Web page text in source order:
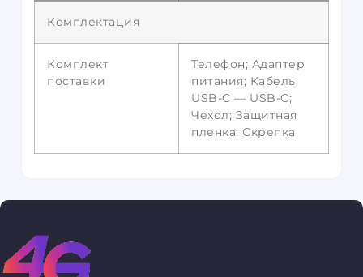
Комплектация
Комплект
поставки
Телефон; Адаптер
питания; Кабель
USB-C — USB-C;
Чехол; Защитная
пленка; Скрепка